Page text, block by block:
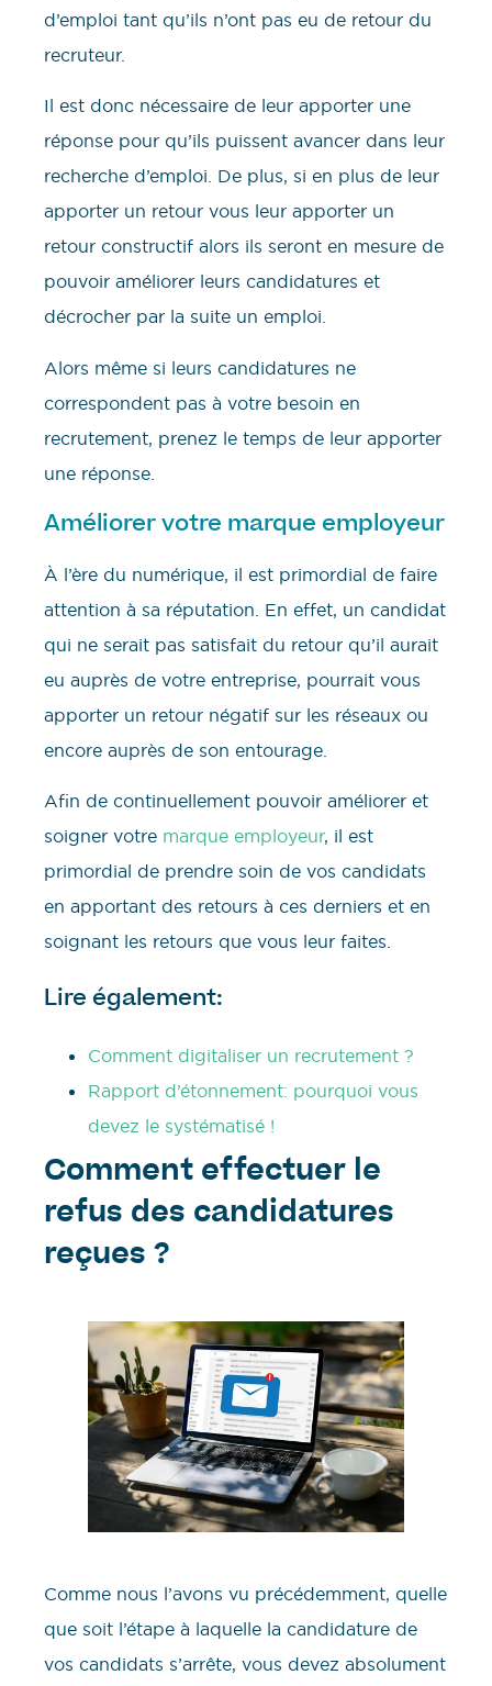
d’emploi tant qu’ils n’ont pas eu de retour du
recruteur.
Il est donc nécessaire de leur apporter une
réponse pour qu’ils puissent avancer dans leur
recherche d’emploi. De plus, si en plus de leur
apporter un retour vous leur apporter un
retour constructif alors ils seront en mesure de
pouvoir améliorer leurs candidatures et
décrocher par la suite un emploi.
Alors même si leurs candidatures ne
correspondent pas à votre besoin en
recrutement, prenez le temps de leur apporter
une réponse.
Améliorer votre marque employeur
À l’ère du numérique, il est primordial de faire
attention à sa réputation. En effet, un candidat
qui ne serait pas satisfait du retour qu’il aurait
eu auprès de votre entreprise, pourrait vous
apporter un retour négatif sur les réseaux ou
encore auprès de son entourage.
Afin de continuellement pouvoir améliorer et
soigner votre marque employeur, il est
primordial de prendre soin de vos candidats
en apportant des retours à ces derniers et en
soignant les retours que vous leur faites.
Lire également:
Comment digitaliser un recrutement ?
Rapport d’étonnement: pourquoi vous
devez le systématisé !
Comment effectuer le
refus des candidatures
reçues ?
Comme nous l’avons vu précédemment, quelle
que soit l’étape à laquelle la candidature de
vos candidats s’arrête, vous devez absolument